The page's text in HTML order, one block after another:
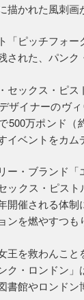
描かれた風刺画
「ピッチフォ
された、パンク
セックス・ピ
ザイナーのヴ
500万ポンド（
イベントをカム
ー・ブランド
ックス・ピスト
開催される体
ンを燃やすつも
王を救わんこ
ク・ロンドン
書館やロンドン